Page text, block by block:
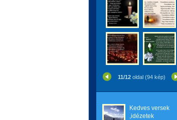
11/12oldal (94 kép)
Kedves versek
,idézetek